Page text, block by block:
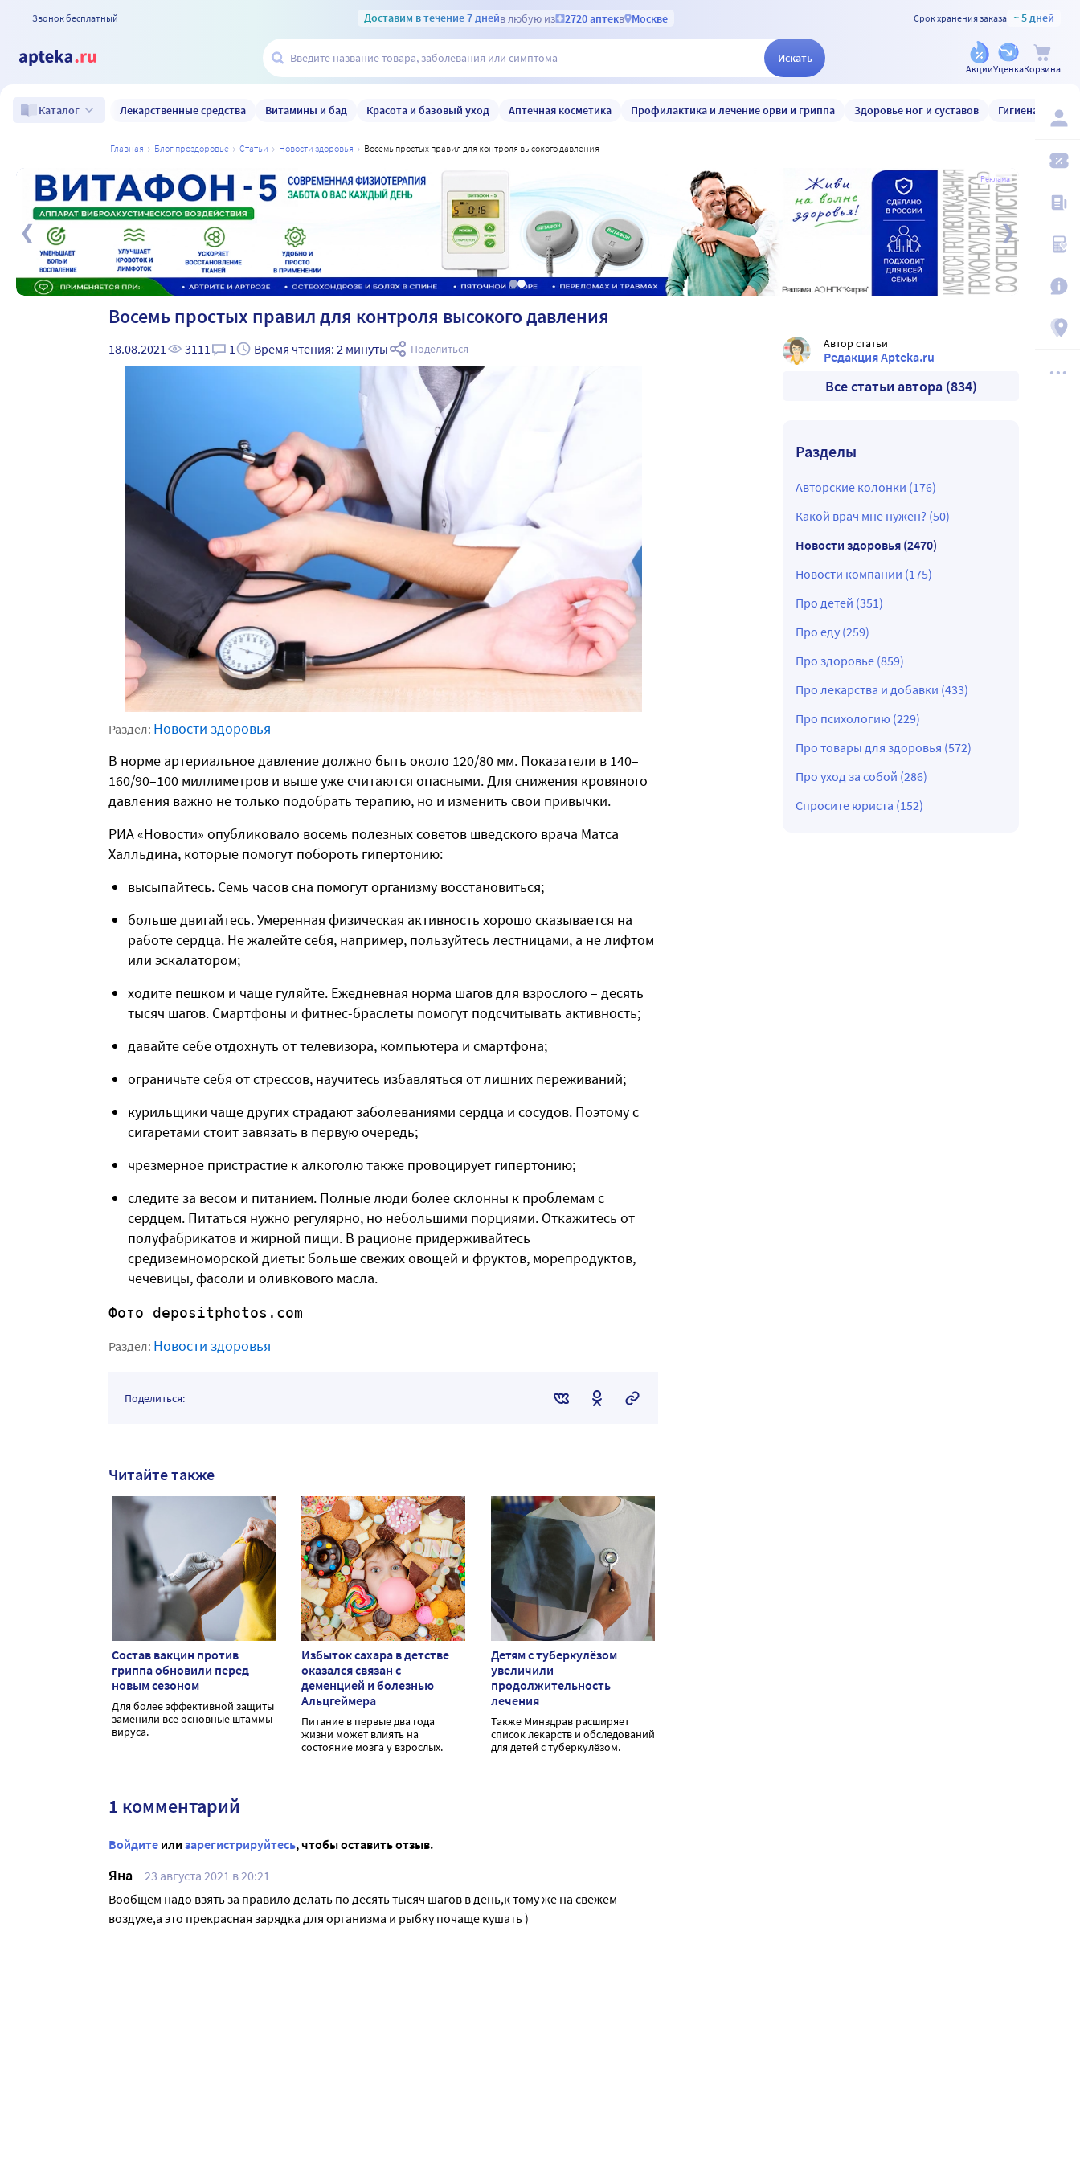
Звонок бесплатный Доставим в течение 7 днейв любую из 2720 аптекв Москве Срок хранения заказа ~ 5 дней
Искать
АкцииУценкаКорзина
Каталог Лекарственные средства Витамины и бад Красота и базовый уход Аптечная косметика Профилактика и лечение орви и гриппа Здоровье ног и суставов Гигиена и уход
главная блог проздоровье статьи новости здоровья восемь простых правил для контроля высокого давления
Реклама
Восемь простых правил для контроля высокого давления
18.08.2021 3111 1 Время чтения: 2 минуты Поделиться
Раздел: Новости здоровья
В норме артериальное давление должно быть около 120/80 мм. Показатели в 140–
160/90–100 миллиметров и выше уже считаются опасными. Для снижения кровяного
давления важно не только подобрать терапию, но и изменить свои привычки.
РИА «Новости» опубликовало восемь полезных советов шведского врача Матса
Халльдина, которые помогут побороть гипертонию:
высыпайтесь. Семь часов сна помогут организму восстановиться;
больше двигайтесь. Умеренная физическая активность хорошо сказывается на
работе сердца. Не жалейте себя, например, пользуйтесь лестницами, а не лифтом
или эскалатором;
ходите пешком и чаще гуляйте. Ежедневная норма шагов для взрослого – десять
тысяч шагов. Смартфоны и фитнес-браслеты помогут подсчитывать активность;
давайте себе отдохнуть от телевизора, компьютера и смартфона;
ограничьте себя от стрессов, научитесь избавляться от лишних переживаний;
курильщики чаще других страдают заболеваниями сердца и сосудов. Поэтому с
сигаретами стоит завязать в первую очередь;
чрезмерное пристрастие к алкоголю также провоцирует гипертонию;
следите за весом и питанием. Полные люди более склонны к проблемам с
сердцем. Питаться нужно регулярно, но небольшими порциями. Откажитесь от
полуфабрикатов и жирной пищи. В рационе придерживайтесь
средиземноморской диеты: больше свежих овощей и фруктов, морепродуктов,
чечевицы, фасоли и оливкового масла.
Фото depositphotos.com
Раздел: Новости здоровья
Поделиться:
Читайте также
Состав вакцин против
гриппа обновили перед
новым сезоном
Для более эффективной защиты
заменили все основные штаммы
вируса.
Избыток сахара в детстве
оказался связан с
деменцией и болезнью
Альцгеймера
Питание в первые два года
жизни может влиять на
состояние мозга у взрослых.
Детям с туберкулёзом
увеличили
продолжительность
лечения
Также Минздрав расширяет
список лекарств и обследований
для детей с туберкулёзом.
1 комментарий
Войдите или зарегистрируйтесь, чтобы оставить отзыв.
Яна
23 августа 2021 в 20:21
Вообщем надо взять за правило делать по десять тысяч шагов в день,к тому же на свежем
воздухе,а это прекрасная зарядка для организма и рыбку почаще кушать )
Автор статьи
Редакция Apteka.ru
Все статьи автора (834)
Разделы
Авторские колонки (176)
Какой врач мне нужен? (50)
Новости здоровья (2470)
Новости компании (175)
Про детей (351)
Про еду (259)
Про здоровье (859)
Про лекарства и добавки (433)
Про психологию (229)
Про товары для здоровья (572)
Про уход за собой (286)
Спросите юриста (152)